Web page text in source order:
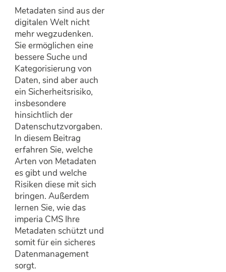
Metadaten sind aus der
digitalen Welt nicht
mehr wegzudenken.
Sie ermöglichen eine
bessere Suche und
Kategorisierung von
Daten, sind aber auch
ein Sicherheitsrisiko,
insbesondere
hinsichtlich der
Datenschutzvorgaben.
In diesem Beitrag
erfahren Sie, welche
Arten von Metadaten
es gibt und welche
Risiken diese mit sich
bringen. Außerdem
lernen Sie, wie das
imperia CMS Ihre
Metadaten schützt und
somit für ein sicheres
Datenmanagement
sorgt.